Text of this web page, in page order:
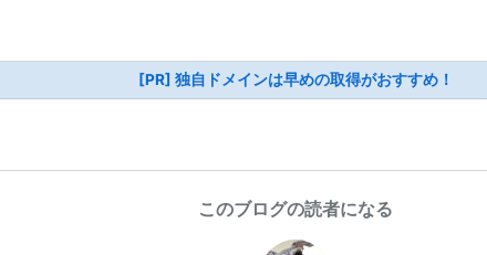
[PR] 独自ドメインは早めの取得がおすすめ！
このブログの読者になる